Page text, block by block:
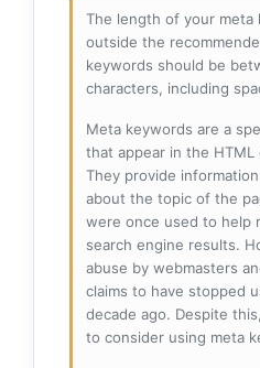
The length of your meta
outside the
keywords should be
characters, including
Meta keywords are a
that appear in the
They provide
about the topic of the
were once used to help
search engine results.
abuse by webmasters
claims to have stopped
decade ago. Despite
to consider using meta